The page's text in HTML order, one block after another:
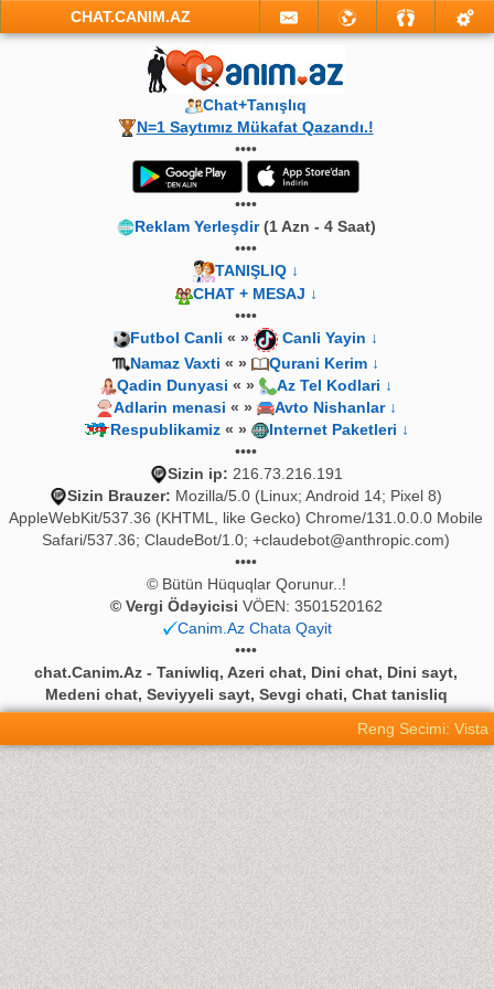
CHAT.CANIM.AZ
Chat+Tanışlıq
N=1 Saytımız Mükafat Qazandı.!
••••
••••
Reklam Yerleşdir(1 Azn - 4 Saat)
••••
TANIŞLIQ ↓
CHAT + MESAJ ↓
••••
Futbol Canli « »
Canli Yayin ↓
Namaz Vaxti « »
Qurani Kerim ↓
Qadin Dunyasi « »
Az Tel Kodlari ↓
Adlarin menasi « »
Avto Nishanlar ↓
Respublikamiz« »
Internet Paketleri ↓
••••
Sizin ip: 216.73.216.191
Sizin Brauzer: Mozilla/5.0 (Linux; Android 14; Pixel 8)
AppleWebKit/537.36 (KHTML, like Gecko) Chrome/131.0.0.0 Mobile
Safari/537.36; ClaudeBot/1.0; +claudebot@anthropic.com)
••••
© Bütün Hüquqlar Qorunur..!
© Vergi Ödəyicisi VÖEN: 3501520162
Canim.Az Chata Qayit
••••
chat.Canim.Az - Taniwliq, Azeri chat, Dini chat, Dini sayt,
Medeni chat, Seviyyeli sayt, Sevgi chati, Chat tanisliq
Reng Secimi: Vista